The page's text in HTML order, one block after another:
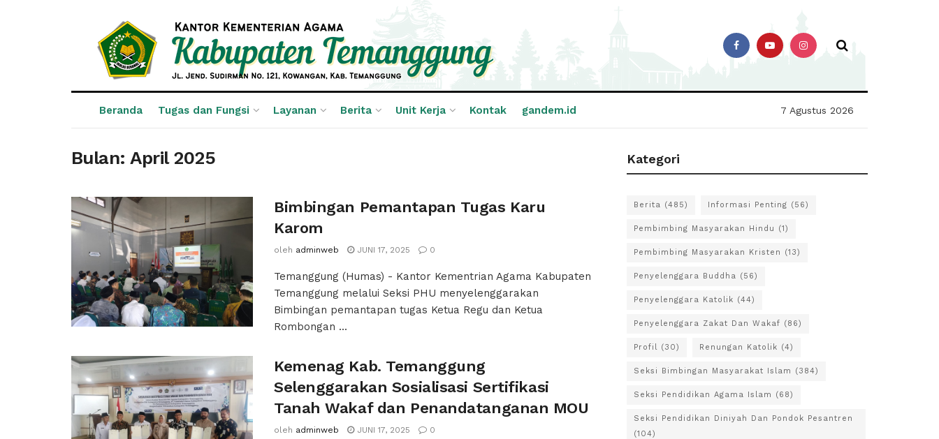
Beranda Tugas dan Fungsi Layanan Berita Unit Kerja Kontak gandem.id 7 Agustus 2026
Bulan:April 2025
Bimbingan Pemantapan Tugas Karu
Karom
oleh adminweb JUNI 17, 2025 0
Temanggung (Humas) - Kantor Kementrian Agama Kabupaten
Temanggung melalui Seksi PHU menyelenggarakan
Bimbingan pemantapan tugas Ketua Regu dan Ketua
Rombongan ...
Kemenag Kab. Temanggung
Selenggarakan Sosialisasi Sertifikasi
Tanah Wakaf dan Penandatanganan MOU
oleh adminweb JUNI 17, 2025 0
Kategori
Berita (485) Informasi Penting (56)
Pembimbing Masyarakan Hindu (1)
Pembimbing Masyarakan Kristen (13)
Penyelenggara Buddha (56)
Penyelenggara Katolik (44)
Penyelenggara Zakat Dan Wakaf (86)
Profil (30) Renungan Katolik (4)
Seksi Bimbingan Masyarakat Islam (384)
Seksi Pendidikan Agama Islam (68)
Seksi Pendidikan Diniyah Dan Pondok Pesantren
(104)